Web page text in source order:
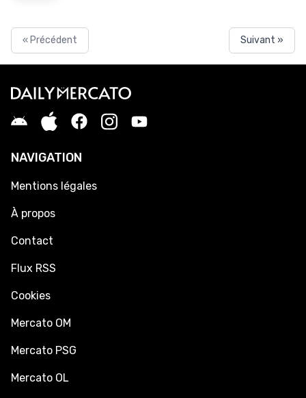
« Précédent Suivant »
NAVIGATION
Mentions légales
À propos
Contact
Flux RSS
Cookies
Mercato OM
Mercato PSG
Mercato OL